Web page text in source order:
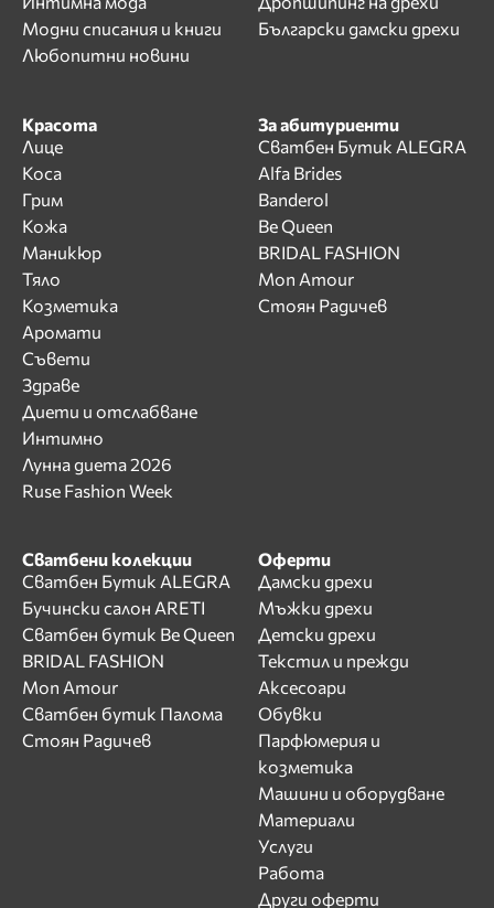
Модни списания и книги
Любопитни новини
Български дамски дрехи
Красота
Лице
Коса
Грим
Кожа
Маникюр
Тяло
Козметика
Аромати
Съвети
Здраве
Диети и отслабване
Интимно
Лунна диета 2026
Ruse Fashion Week
За абитуриенти
Сватбен Бутик ALEGRA
Alfa Brides
Banderol
Be Queen
BRIDAL FASHION
Mon Amour
Стоян Радичев
Сватбени колекции
Сватбен Бутик ALEGRA
Бучински салон ARETI
Сватбен бутик Be Queen
BRIDAL FASHION
Mon Amour
Сватбен бутик Палома
Стоян Радичев
Оферти
Дамски дрехи
Мъжки дрехи
Детски дрехи
Текстил и прежди
Аксесоари
Обувки
Парфюмерия и
козметика
Машини и оборудване
Материали
Услуги
Работа
Други оферти